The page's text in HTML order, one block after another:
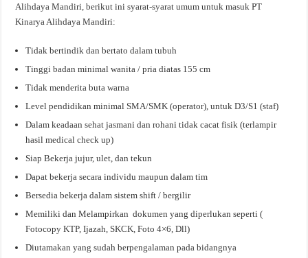
Alihdaya Mandiri, berikut ini syarat-syarat umum untuk masuk PT
Kinarya Alihdaya Mandiri:
Tidak bertindik dan bertato dalam tubuh
Tinggi badan minimal wanita / pria diatas 155 cm
Tidak menderita buta warna
Level pendidikan minimal SMA/SMK (operator), untuk D3/S1 (staf)
Dalam keadaan sehat jasmani dan rohani tidak cacat fisik (terlampir
hasil medical check up)
Siap Bekerja jujur, ulet, dan tekun
Dapat bekerja secara individu maupun dalam tim
Bersedia bekerja dalam sistem shift / bergilir
Memiliki dan Melampirkan dokumen yang diperlukan seperti (
Fotocopy KTP, Ijazah, SKCK, Foto 4×6, Dll)
Diutamakan yang sudah berpengalaman pada bidangnya